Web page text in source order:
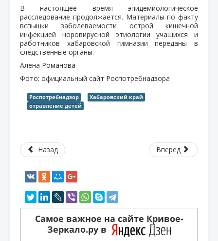
В настоящее время эпидемиологическое
расследование продолжается. Материалы по факту
вспышки заболеваемости острой кишечной
инфекцией норовирусной этиологии учащихся и
работников хабаровской гимназии переданы в
следственные органы.
Алена Романова
Фото: официальный сайт Роспотребнадзора
Роспотребнадзор
Хабаровский край
отравление детей
Назад Вперед
Самое важное на сайте Кривое-
Зеркало.ру в